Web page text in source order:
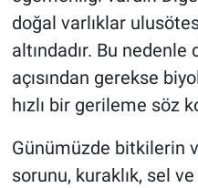
doğal varlıklar
altındadır. Bu
açısından gerekse
hızlı bir gerileme söz
Günümüzde bitkilerin
sorunu, kuraklık, sel